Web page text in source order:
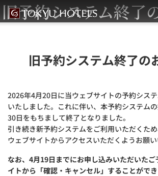
旧予約システム終了
旧予約システム終了の
2026年4月20日に当ウェブサイトの予約シス
いたしました。これに伴い、本予約システム
30日をもちまして終了となりました。
引き続き新予約システムをご利用いただくた
ウェブサイトからアクセスいただくようお願い
なお、4月19日までにお申し込みいただいた
イトから「確認・キャンセル」することができ